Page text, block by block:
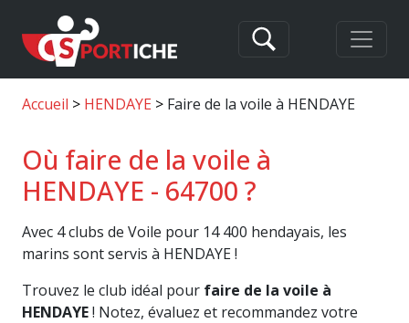
Accueil HENDAYE Faire de la voile à HENDAYE
Où faire de la voile à
HENDAYE - 64700 ?
Avec 4 clubs de Voile pour 14 400 hendayais, les
marins sont servis à HENDAYE !
Trouvez le club idéal pour faire de la voile à
HENDAYE! Notez, évaluez et recommandez votre